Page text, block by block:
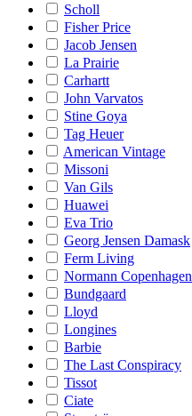
Scholl
Fisher Price
Jacob Jensen
La Prairie
Carhartt
John Varvatos
Stine Goya
Tag Heuer
American Vintage
Missoni
Van Gils
Huawei
Eva Trio
Georg Jensen Damask
Ferm Living
Normann Copenhagen
Bundgaard
Lloyd
Longines
Barbie
The Last Conspiracy
Tissot
Ciate